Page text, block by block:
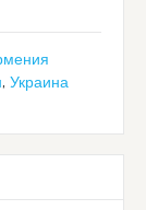
,Украина